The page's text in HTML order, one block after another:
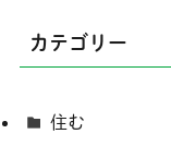
カテゴリー
住む